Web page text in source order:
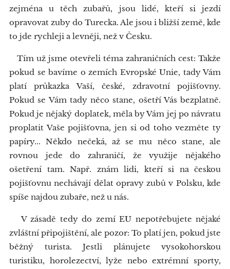
zejména u těch zubařů, jsou lidé, kteří si jezdí
opravovat zuby do Turecka. Ale jsou i bližší země, kde
to jde rychleji a levněji, než v Česku.
Tím už jsme otevřeli téma zahraničních cest: Takže
pokud se bavíme o zemích Evropské Unie, tady Vám
platí průkazka Vaší, české, zdravotní pojišťovny.
Pokud se Vám tady něco stane, ošetří Vás bezplatně.
Pokud je nějaký doplatek, měla by Vám jej po návratu
proplatit Vaše pojišťovna, jen si od toho vezměte ty
papíry... Někdo nečeká, až se mu něco stane, ale
rovnou jede do zahraničí, že využije nějakého
ošetření tam. Např. znám lidi, kteří si na českou
pojišťovnu nechávají dělat opravy zubů v Polsku, kde
spíše najdou zubaře, než u nás.
V zásadě tedy do zemí EU nepotřebujete nějaké
zvláštní připojištění, ale pozor: To platí jen, pokud jste
běžný turista. Jestli plánujete vysokohorskou
turistiku, horolezectví, lyže nebo extrémní sporty,